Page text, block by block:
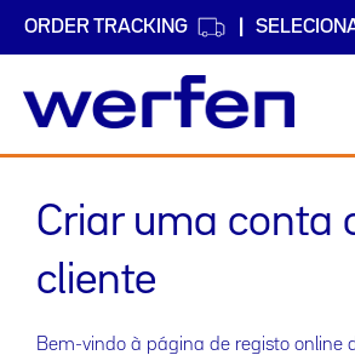
ORDER TRACKING
principal
Criar uma conta
cliente
Bem-vindo à página de registo online